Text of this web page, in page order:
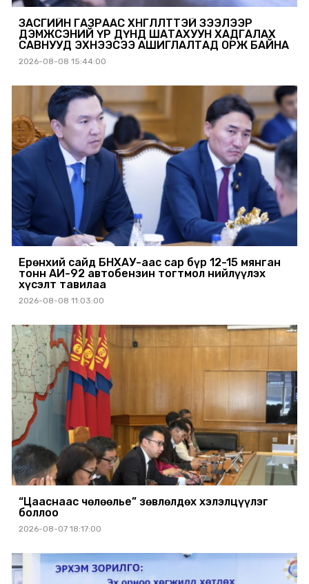
ЗАСГИЙН ГАЗРААС ХӨНГӨЛӨЛТТЭЙ ЗЭЭЛЭЭР
ДЭМЖСЭНИЙ ҮР ДҮНД ШАТАХУУН ХАДГАЛАХ
САВНУУД ЭХНЭЭСЭЭ АШИГЛАЛТАД ОРЖ БАЙНА
2026-08-08 15:44:00
Ерөнхий сайд БНХАУ-аас сар бүр 12-15 мянган
тонн АИ-92 автобензин тогтмол нийлүүлэх
хүсэлт тавилаа
2026-08-08 11:03:00
“Цааснаас чөлөөлье” зөвлөлдөх хэлэлцүүлэг
боллоо
2026-08-07 18:17:00